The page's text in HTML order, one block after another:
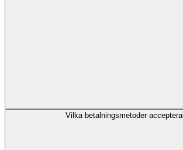
Vilka betalningsmetoder